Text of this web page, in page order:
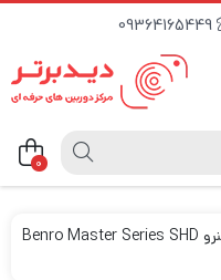
09364165449
0
فیلتر عکاسی بنرو Benro Master Series SHD